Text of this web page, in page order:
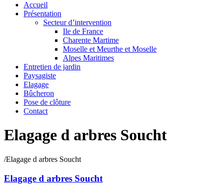
Accueil
Présentation
Secteur d’intervention
Ile de France
Charente Martime
Moselle et Meurthe et Moselle
Alpes Maritimes
Entretien de jardin
Paysagiste
Elagage
Bûcheron
Pose de clôture
Contact
Elagage d arbres Soucht
/Elagage d arbres Soucht
Elagage d arbres Soucht